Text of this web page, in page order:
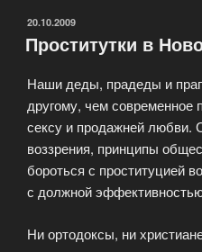
ОПУБЛИКОВАНО
20.10.2009
Проститутки в
Наши деды, прадеды и
другому, чем современное
сексу и продажней любви.
воззрения, принципы
бороться с проституцией
с должной
Ни ортодоксы, ни